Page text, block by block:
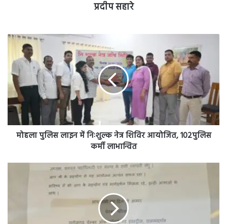
प्रदीप सहारे
मोहला
पुलिस
लाइन
में
निःशुल्क
नेत्र
शिविर
आयोजित,
102पुलिस
कर्मी
मोहला पुलिस लाइन में निःशुल्क नेत्र शिविर आयोजित, 102पुलिस
कर्मी लाभान्वित